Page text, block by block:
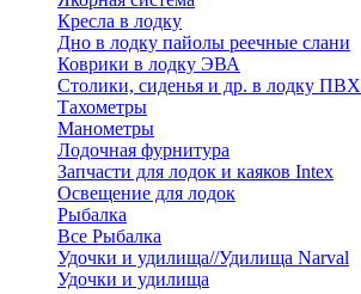
Кресла в лодку
Дно в лодку пайолы реечные слани
Коврики в лодку ЭВА
Столики, сиденья и др. в лодку ПВХ
Тахометры
Манометры
Лодочная фурнитура
Запчасти для лодок и каяков Intex
Освещение для лодок
Рыбалка
Все Рыбалка
Удочки и удилища//Удилища Narval
Удочки и удилища